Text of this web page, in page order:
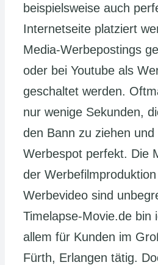
beispielsweise auch
Internetseite platziert
Media-Werbepostings
oder bei Youtube als
geschaltet werden.
nur wenige Sekunden,
den Bann zu ziehen
Werbespot perfekt. Die
der
Werbevideo sind
Timelapse-Movie.de bin
allem für Kunden im
Fürth, Erlangen tätig.